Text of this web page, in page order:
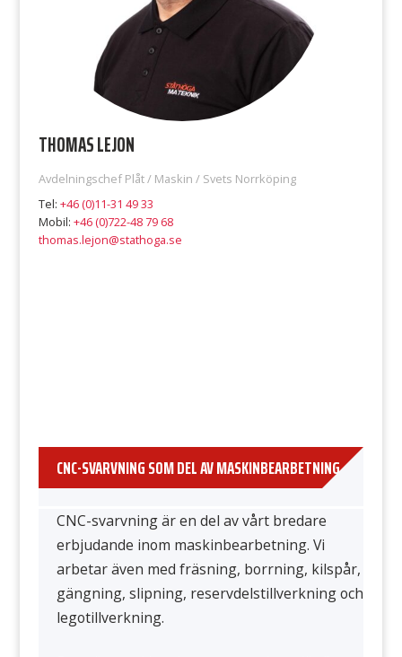
THOMAS LEJON
Avdelningschef Plåt / Maskin / Svets Norrköping
Tel: +46 (0)11-31 49 33
Mobil: +46 (0)722-48 79 68
thomas.lejon@stathoga.se
CNC-SVARVNING SOM DEL AV MASKINBEARBETNING
CNC-svarvning är en del av vårt bredare
erbjudande inom maskinbearbetning. Vi
arbetar även med fräsning, borrning, kilspår,
gängning, slipning, reservdelstillverkning och
legotillverkning.